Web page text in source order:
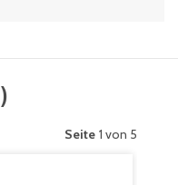
)
Seite 1 von 5